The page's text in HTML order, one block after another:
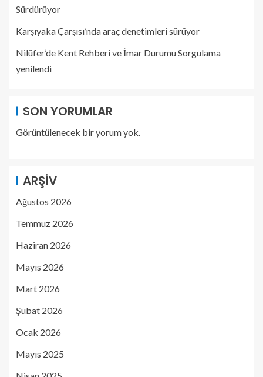
Sürdürüyor
Karşıyaka Çarşısı’nda araç denetimleri sürüyor
Nilüfer’de Kent Rehberi ve İmar Durumu Sorgulama
yenilendi
SON YORUMLAR
Görüntülenecek bir yorum yok.
ARŞIV
Ağustos 2026
Temmuz 2026
Haziran 2026
Mayıs 2026
Mart 2026
Şubat 2026
Ocak 2026
Mayıs 2025